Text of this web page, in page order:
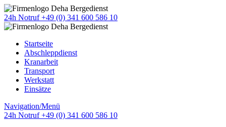
24h Notruf +49 (0) 341 600 586 10
Startseite
Abschleppdienst
Kranarbeit
Transport
Werkstatt
Einsätze
Navigation/Menü
24h Notruf +49 (0) 341 600 586 10